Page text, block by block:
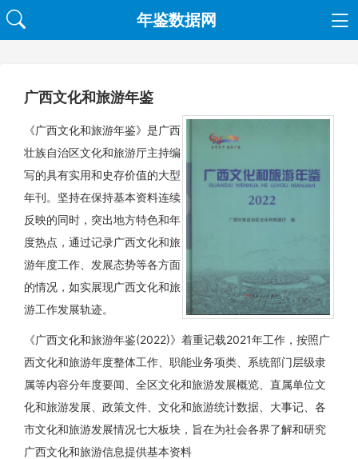
年鉴数据网
广西文化和旅游年鉴
《广西文化和旅游年鉴》是广西
壮族自治区文化和旅游厅主持编
写的具有实用和史存价值的大型
年刊。坚持在保持基本资料连续
反映的同时，突出地方特色和年
度热点，通过记录广西文化和旅
游年度工作、发展态势等各方面
的情况，如实展现广西文化和旅
游工作发展轨迹。
《广西文化和旅游年鉴(2022)》着重记载2021年工作，按照广
西文化和旅游年度整体工作、职能业务项类、系统部门层级隶
属等内容分年度要闻、全区文化和旅游发展概览、直属单位文
化和旅游发展、政策文件、文化和旅游统计数据、大事记、各
市文化和旅游发展情况七大板块，旨在为社会各界了解和研究
广西文化和旅游信息提供基本资料